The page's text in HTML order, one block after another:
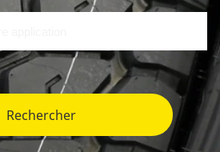
Rechercher